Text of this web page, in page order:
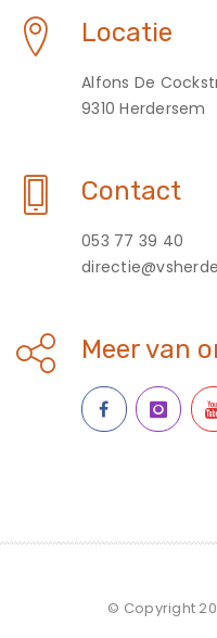
Locatie
Alfons De
9310 Herdersem
Contact
053 77 39 40
Meer van
© Copyright